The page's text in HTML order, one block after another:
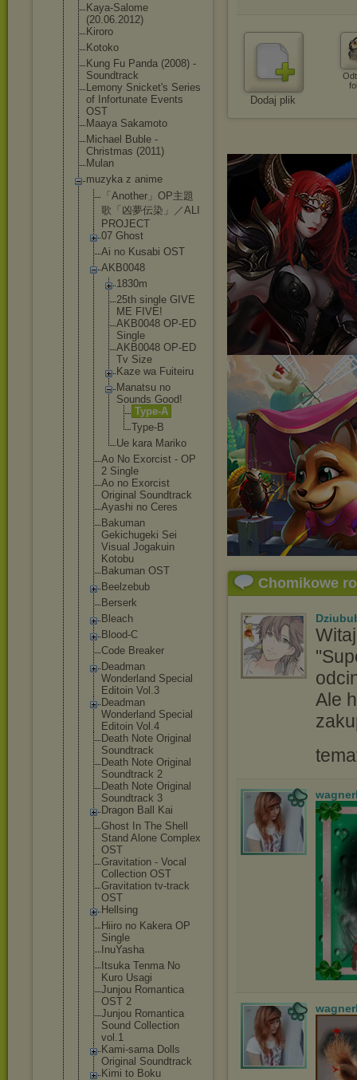
Kaya-Salome
(20.06.2012)
Kiroro
Kotoko
Kung Fu Panda (2008) -
Soundtrack
Lemony Snicket's Series
of Infortunate Events
OST
Maaya Sakamoto
Michael Buble -
Christmas (2011)
Mulan
muzyka z anime
「Another」OP主題
歌「凶夢伝染」／ALI
PROJECT
07 Ghost
Ai no Kusabi OST
AKB0048
1830m
25th single GIVE
ME FIVE!
AKB0048 OP-ED
Single
AKB0048 OP-ED
Tv Size
Kaze wa Fuiteiru
Manatsu no
Sounds Good!
Type-A
Type-B
Ue kara Mariko
Ao No Exorcist - OP
2 Single
Ao no Exorcist
Original Soundtrack
Ayashi no Ceres
Bakuman
Gekichugeki Sei
Visual Jogakuin
Kotobu
Bakuman OST
Beelzebub
Berserk
Bleach
Blood-C
Code Breaker
Deadman
Wonderland Special
Editoin Vol.3
Deadman
Wonderland Special
Editoin Vol.4
Death Note Original
Soundtrack
Death Note Original
Soundtrack 2
Death Note Original
Soundtrack 3
Dragon Ball Kai
Ghost In The Shell
Stand Alone Complex
OST
Gravitation - Vocal
Collection OST
Gravitation tv-track
OST
Hellsing
Hiiro no Kakera OP
Single
InuYasha
Itsuka Tenma No
Kuro Usagi
Junjou Romantica
OST 2
Junjou Romantica
Sound Collection
vol.1
Kami-sama Dolls
Original Soundtrack
Kimi to Boku
Dodaj plik
Chomikowe
Ale